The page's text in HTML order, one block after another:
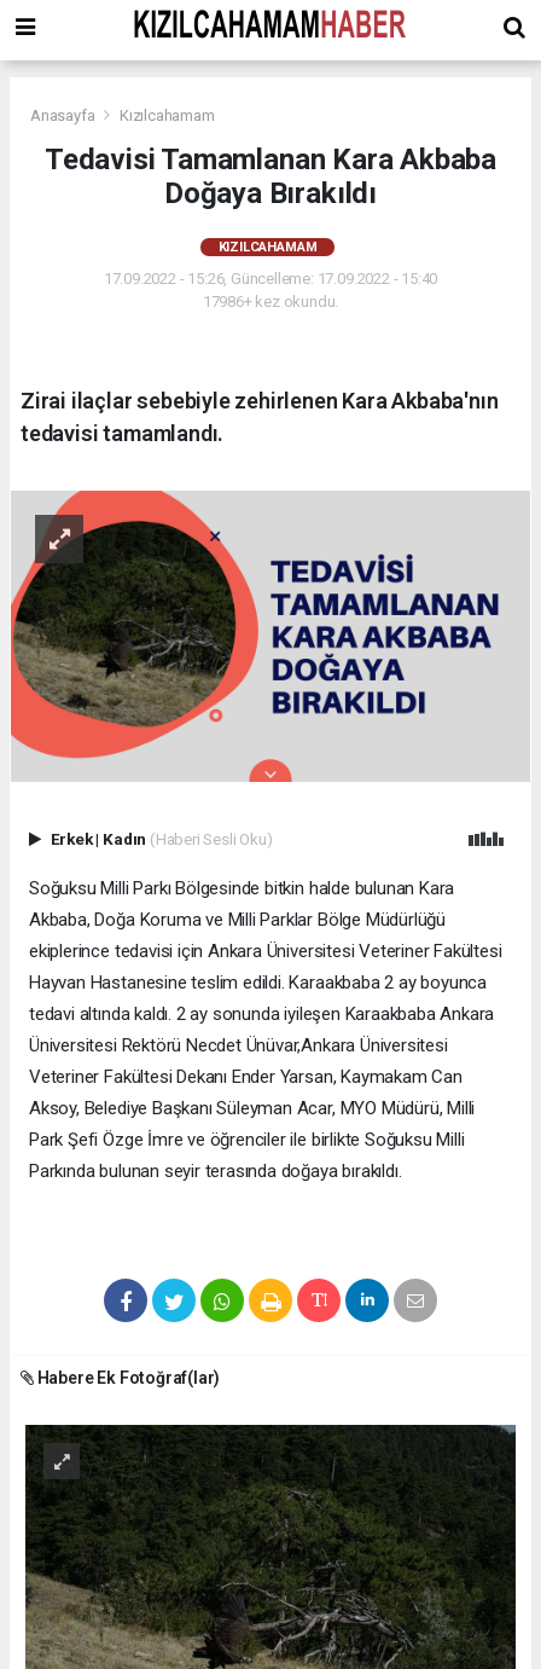
Anasayfa Kızılcahamam
Tedavisi Tamamlanan Kara Akbaba
Doğaya Bırakıldı
KIZILCAHAMAM
17.09.2022 - 15:26, Güncelleme: 17.09.2022 - 15:40
17986+ kez okundu.
Zirai ilaçlar sebebiyle zehirlenen Kara Akbaba'nın
tedavisi tamamlandı.
Erkek| Kadın (Haberi Sesli Oku)
Soğuksu Milli Parkı Bölgesinde bitkin halde bulunan Kara
Akbaba, Doğa Koruma ve Milli Parklar Bölge Müdürlüğü
ekiplerince tedavisi için Ankara Üniversitesi Veteriner Fakültesi
Hayvan Hastanesine teslim edildi. Karaakbaba 2 ay boyunca
tedavi altında kaldı. 2 ay sonunda iyileşen Karaakbaba Ankara
Üniversitesi Rektörü Necdet Ünüvar,Ankara Üniversitesi
Veteriner Fakültesi Dekanı Ender Yarsan, Kaymakam Can
Aksoy, Belediye Başkanı Süleyman Acar, MYO Müdürü, Milli
Park Şefi Özge İmre ve öğrenciler ile birlikte Soğuksu Milli
Parkında bulunan seyir terasında doğaya bırakıldı.
Habere Ek Fotoğraf(lar)